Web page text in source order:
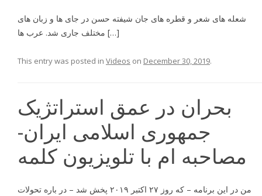
شعله هاى شعر و قطره هاى جان شيفته حسن در جاى ها و زبان هاى
مختلف جارى شد. عرب ها […]
This entry was posted in Videos on December 30, 2019.
بحران در عمق استراتژیک
جمهوری اسلامی ایران-
مصاحبه ام با تلویزیون کلمه
من در اين برنامه – که روز ۲۷ اکتبر ۲۰۱۹ پخش شد – در باره تحولات